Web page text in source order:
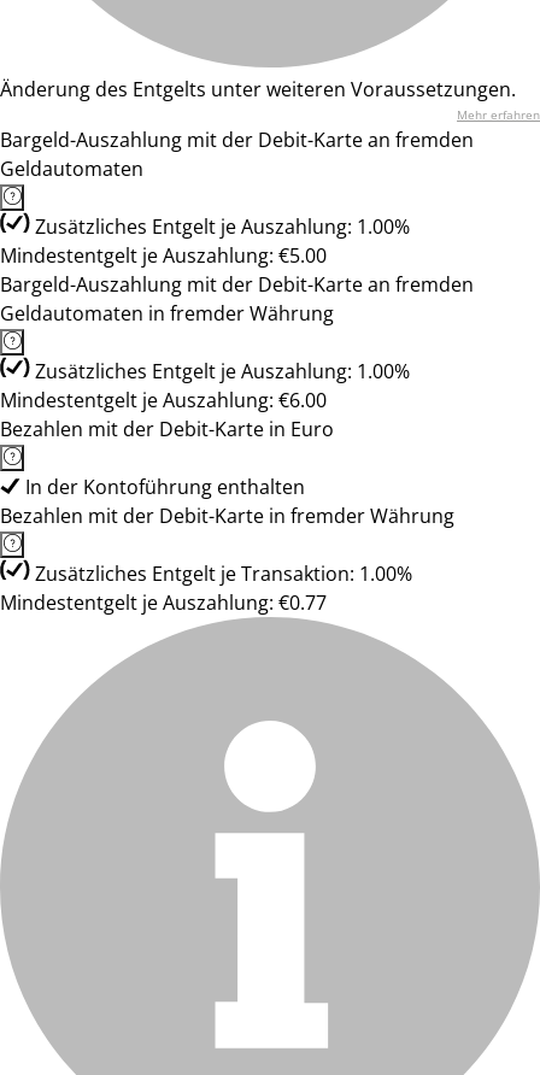
Änderung des Entgelts unter weiteren Voraussetzungen.
Mehr erfahren
Bargeld-Auszahlung mit der Debit-Karte an fremden
Geldautomaten
Zusätzliches Entgelt je Auszahlung: 1.00%
Mindestentgelt je Auszahlung: €5.00
Bargeld-Auszahlung mit der Debit-Karte an fremden
Geldautomaten in fremder Währung
Zusätzliches Entgelt je Auszahlung: 1.00%
Mindestentgelt je Auszahlung: €6.00
Bezahlen mit der Debit-Karte in Euro
In der Kontoführung enthalten
Bezahlen mit der Debit-Karte in fremder Währung
Zusätzliches Entgelt je Transaktion: 1.00%
Mindestentgelt je Auszahlung: €0.77